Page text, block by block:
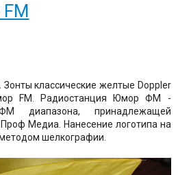
классические желтые Doppler
FM. Радиостанция Юмор ФМ -
диапазона, принадлежащей
Медиа. Нанесение логотипа на
шелкографии.